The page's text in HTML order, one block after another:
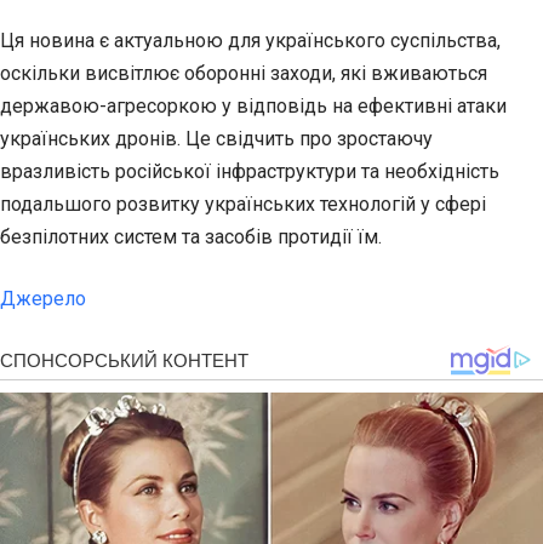
Ця новина є актуальною для українського суспільства,
оскільки висвітлює оборонні заходи, які вживаються
державою-агресоркою у відповідь на ефективні атаки
українських дронів. Це свідчить про зростаючу
вразливість російської інфраструктури та необхідність
подальшого розвитку українських технологій у сфері
безпілотних систем та засобів протидії їм.
Джерело